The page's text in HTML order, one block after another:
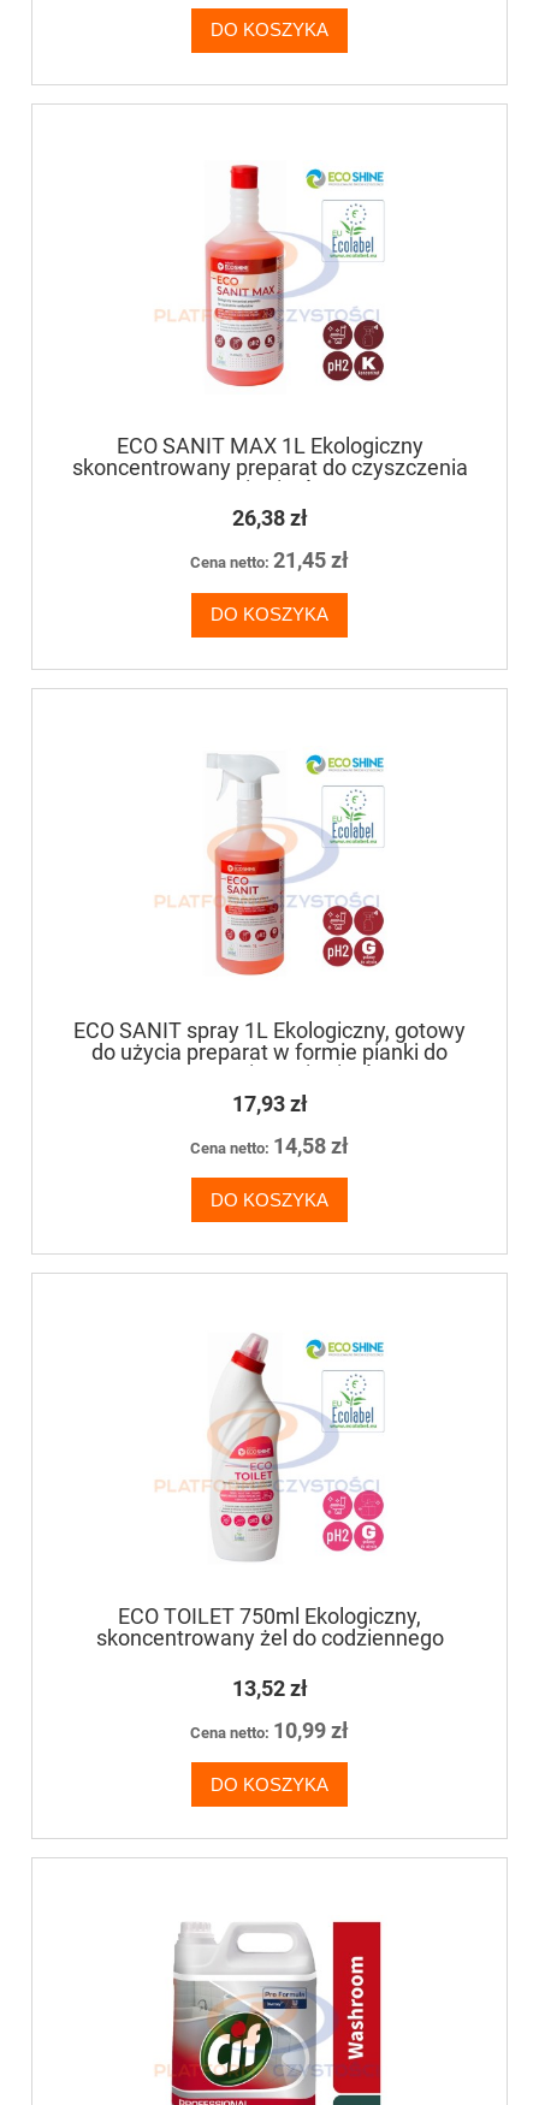
DO KOSZYKA
ECO SANIT MAX 1L Ekologiczny
skoncentrowany preparat do czyszczenia
sanitariatów
26,38 zł
Cena netto: 21,45 zł
DO KOSZYKA
ECO SANIT spray 1L Ekologiczny, gotowy
do użycia preparat w formie pianki do
czyszczenia sanitariatów
17,93 zł
Cena netto: 14,58 zł
DO KOSZYKA
ECO TOILET 750ml Ekologiczny,
skoncentrowany żel do codziennego
czyszczenia i odkamieniania toalet oraz
sanitariatów
13,52 zł
Cena netto: 10,99 zł
DO KOSZYKA